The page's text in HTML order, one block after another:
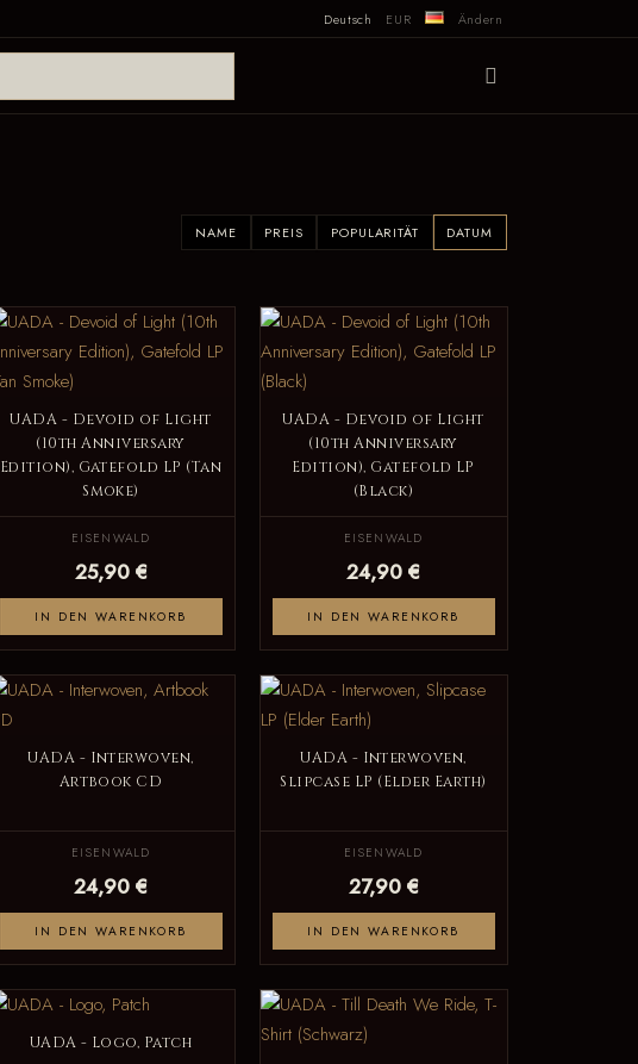
Deutsch EUR Ändern
NAME PREIS POPULARITÄT DATUM
UADA - Devoid of Light
(10th Anniversary
Edition), Gatefold LP (Tan
Smoke)
EISENWALD
25,90 €
IN DEN WARENKORB
UADA - Devoid of Light
(10th Anniversary
Edition), Gatefold LP
(Black)
EISENWALD
24,90 €
IN DEN WARENKORB
UADA - Interwoven,
Artbook CD
EISENWALD
24,90 €
IN DEN WARENKORB
UADA - Interwoven,
Slipcase LP (Elder Earth)
EISENWALD
27,90 €
IN DEN WARENKORB
UADA - Logo, Patch